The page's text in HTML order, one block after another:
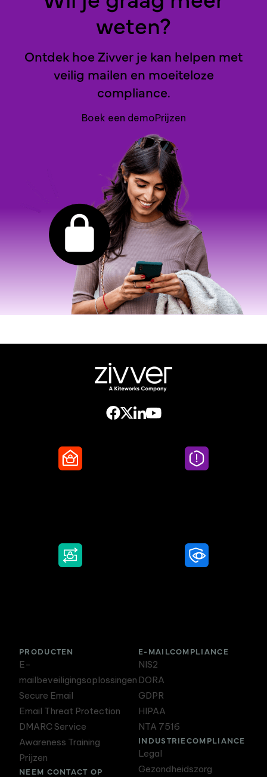
weten?
Ontdek hoe Zivver je kan helpen met
veilig mailen en moeiteloze
compliance.
Boek een demoPrijzen
PRODUCTEN
E-
mailbeveiligingsoplossingen
Secure Email
Email Threat Protection
DMARC Service
Awareness Training
Prijzen
NEEM CONTACT OP
E-MAILCOMPLIANCE
NIS2
DORA
GDPR
HIPAA
NTA 7516
INDUSTRIECOMPLIANCE
Legal
Gezondheidszorg